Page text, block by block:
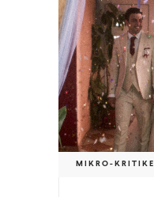
MIKRO-KRITIKE